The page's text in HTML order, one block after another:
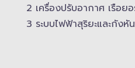
2 เครื่องปรับอากาศ เรือยอ
3 ระบบไฟฟ้าสุริยะและกังหั